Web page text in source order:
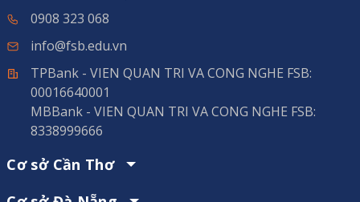
0908 323 068
info@fsb.edu.vn
TPBank - VIEN QUAN TRI VA CONG NGHE FSB:
00016640001
MBBank - VIEN QUAN TRI VA CONG NGHE FSB:
8338999666
Cơ sở Cần Thơ